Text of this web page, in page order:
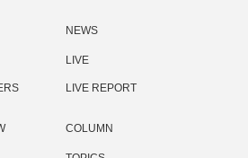
NEWS
LIVE
LIVE REPORT
COLUMN